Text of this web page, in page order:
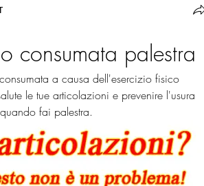
consumata palestra
a causa dell'esercizio fisico
le tue articolazioni e prevenire l'usura
fai palestra.